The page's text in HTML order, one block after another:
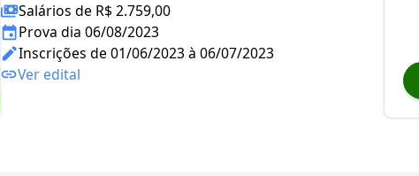
Salários de R$ 2.759,00
Prova dia 06/08/2023
Inscrições de 01/06/2023 à 06/07/2023
Ver edital